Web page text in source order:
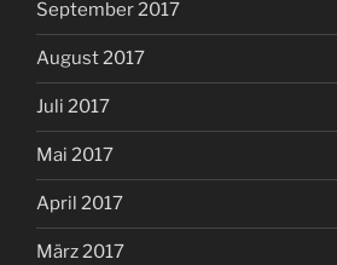
September 2017
August 2017
Juli 2017
Mai 2017
April 2017
März 2017